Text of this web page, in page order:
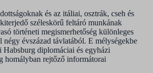
és az itáliai, osztrák, cseh és
széleskörű feltáró munkának
történeti megismerhetőség különleges
négy évszázad távlatából. E mélységekbe
Habsburg diplomáciai és egyházi
homályban rejtőző informátorai